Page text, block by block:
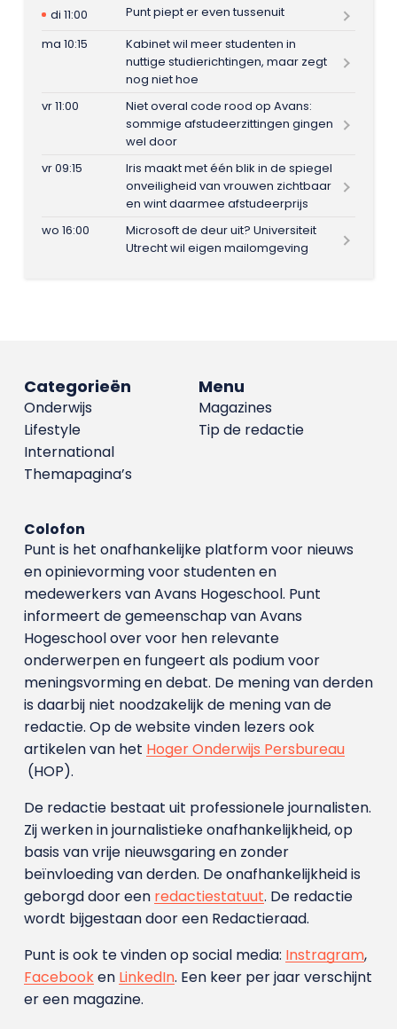
di 11:00
Punt piept er even tussenuit
ma 10:15
Kabinet wil meer studenten in
nuttige studierichtingen, maar zegt
nog niet hoe
vr 11:00
Niet overal code rood op Avans:
sommige afstudeerzittingen gingen
wel door
vr 09:15
Iris maakt met één blik in de spiegel
onveiligheid van vrouwen zichtbaar
en wint daarmee afstudeerprijs
wo 16:00
Microsoft de deur uit? Universiteit
Utrecht wil eigen mailomgeving
Menu
Magazines
Tip de redactie
Categorieën
Onderwijs
Lifestyle
International
Themapagina’s
Colofon
Punt is het onafhankelijke platform voor nieuws
en opinievorming voor studenten en
medewerkers van Avans Hoge­school. Punt
informeert de gemeenschap van Avans
Hogeschool over voor hen relevante
onderwerpen en fungeert als podium voor
meningsvorming en debat. De mening van derden
is daarbij niet noodzakelijk de mening van de
redactie. Op de website vinden lezers ook
artikelen van het Hoger Onderwijs Persbureau
(HOP).
De redactie bestaat uit professionele journalisten.
Zij werken in journalistieke onafhankelijkheid, op
basis van vrije nieuwsgaring en zonder
beïnvloeding van derden. De onafhankelijkheid is
geborgd door een redactiestatuut. De redactie
wordt bijgestaan door een Redactieraad.
Punt is ook te vinden op social media: Instragram,
Facebooken LinkedIn. Een keer per jaar verschijnt
er een magazine.